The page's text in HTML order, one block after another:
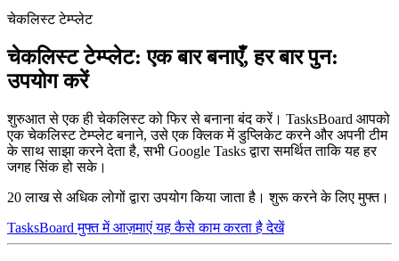
चेकलिस्ट टेम्प्लेट
चेकलिस्ट टेम्प्लेट: एक बार बनाएँ, हर बार पुन:
उपयोग करें
शुरुआत से एक ही चेकलिस्ट को फिर से बनाना बंद करें। TasksBoard आपको
एक चेकलिस्ट टेम्प्लेट बनाने, उसे एक क्लिक में डुप्लिकेट करने और अपनी टीम
के साथ साझा करने देता है, सभी Google Tasks द्वारा समर्थित ताकि यह हर
जगह सिंक हो सके।
20 लाख से अधिक लोगों द्वारा उपयोग किया जाता है। शुरू करने के लिए मुफ्त।
TasksBoard मुफ्त में आज़माएंयह कैसे काम करता है देखें